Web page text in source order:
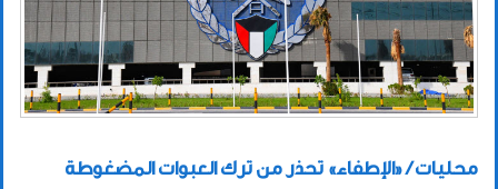
محليات / «الإطفاء» تحذر من ترك العبوات المضغوطة